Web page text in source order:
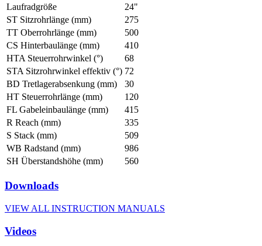
Laufradgröße
24"
ST Sitzrohrlänge (mm)
275
TT Oberrohrlänge (mm)
500
CS Hinterbaulänge (mm)
410
HTA Steuerrohrwinkel (°)
68
STA Sitzrohrwinkel effektiv (°) 72
BD Tretlagerabsenkung (mm)
30
HT Steuerrohrlänge (mm)
120
FL Gabeleinbaulänge (mm)
415
R Reach (mm)
335
S Stack (mm)
509
WB Radstand (mm)
986
SH Überstandshöhe (mm)
560
Downloads
VIEW ALL INSTRUCTION MANUALS
Videos